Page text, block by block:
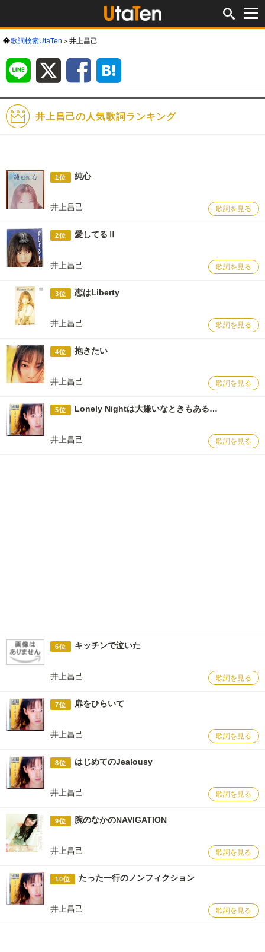
歌詞検索UtaTen 井上昌己
LINE Facebook
ク
ー
井上昌己の人気歌詞ランキング
1位 純心
井上昌己 歌詞を見る
2位 愛してるⅡ
井上昌己 歌詞を見る
3位 恋はLiberty
井上昌己 歌詞を見る
4位 抱きたい
井上昌己 歌詞を見る
5位 Lonely Nightは大嫌いなときもある…
井上昌己 歌詞を見る
6位 キッチンで泣いた
井上昌己 歌詞を見る
7位 扉をひらいて
井上昌己 歌詞を見る
8位 はじめてのJealousy
井上昌己 歌詞を見る
9位 腕のなかのNAVIGATION
井上昌己 歌詞を見る
10位 たった一行のノンフィクション
井上昌己 歌詞を見る